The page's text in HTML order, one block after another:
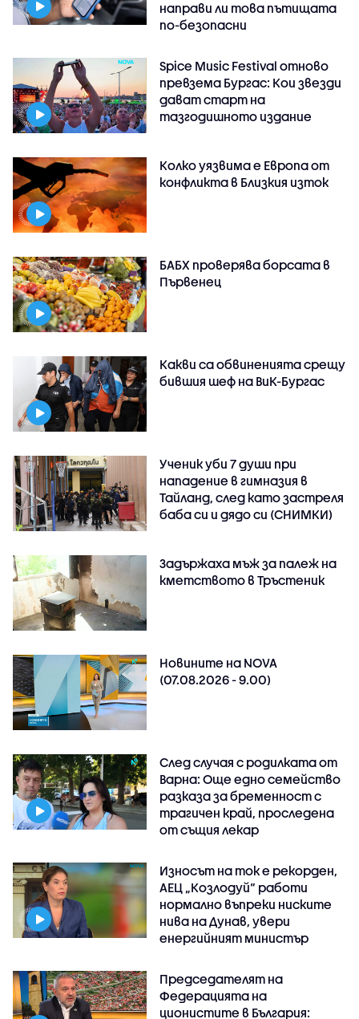
направи ли това пътищата
по-безопасни
Spice Music Festival отново
превзема Бургас: Кои звезди
дават старт на
тазгодишното издание
Колко уязвима е Европа от
конфликта в Близкия изток
БАБХ проверява борсата в
Първенец
Какви са обвиненията срещу
бившия шеф на ВиК-Бургас
Ученик уби 7 души при
нападение в гимназия в
Тайланд, след като застреля
баба си и дядо си (СНИМКИ)
Задържаха мъж за палеж на
кметството в Тръстеник
Новините на NOVA
(07.08.2026 - 9.00)
След случая с родилката от
Варна: Още едно семейство
разказа за бременност с
трагичен край, проследена
от същия лекар
Износът на ток е рекорден,
АЕЦ „Козлодуй“ работи
нормално въпреки ниските
нива на Дунав, увери
енергийният министър
Председателят на
Федерацията на
ционистите в България: